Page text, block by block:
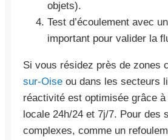
objets).
Test d’écoulement avec
important pour valider la
Si vous résidez près de zones
sur-Oise ou dans les secteurs
réactivité est optimisée grâce
locale 24h/24 et 7j/7. Pour des
complexes, comme un